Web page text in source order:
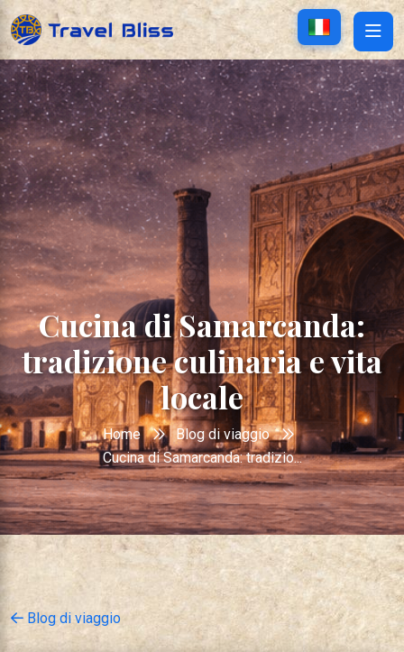
Cucina di Samarcanda:
tradizione culinaria e vita
locale
Home
Blog di viaggio
Cucina di Samarcanda: tradizio...
Blog di viaggio